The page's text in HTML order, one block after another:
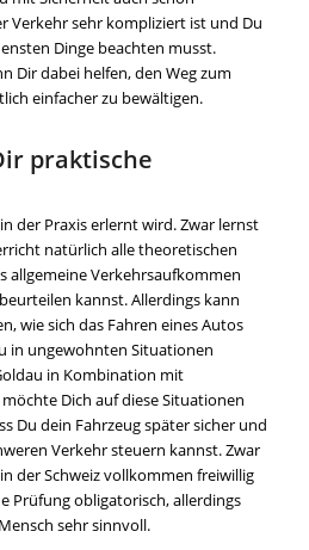
Verkehr sehr kompliziert ist und Du
Dinge beachten musst.
Dir dabei helfen, den Weg zum
einfacher zu bewältigen.
praktische
der Praxis erlernt wird. Zwar lernst
natürlich alle theoretischen
allgemeine Verkehrsaufkommen
kannst. Allerdings kann
wie sich das Fahren eines Autos
in ungewohnten Situationen
in Kombination mit
Dich auf diese Situationen
Du dein Fahrzeug später sicher und
Verkehr steuern kannst. Zwar
der Schweiz vollkommen freiwillig
Prüfung obligatorisch, allerdings
sehr sinnvoll.